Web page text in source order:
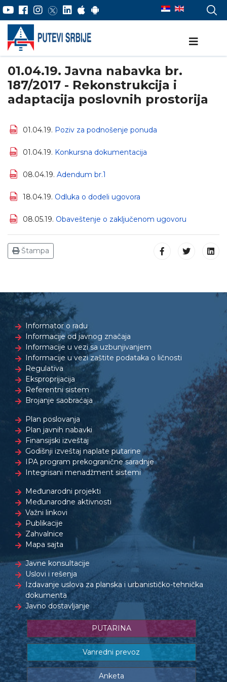
01.04.19. Javna nabavka br.
187/2017 - Rekonstrukcija i
adaptacija poslovnih prostorija
01.04.19. Poziv za podnošenje ponuda
01.04.19. Konkursna dokumentacija
08.04.19. Adendum br.1
18.04.19. Odluka o dodeli ugovora
08.05.19. Obaveštenje o zaključenom ugovoru
Štampa
Informator o radu
Informacije od javnog značaja
Informacije u vezi sa uzbunjivanjem
Informacije u vezi zaštite podataka o ličnosti
Regulativa
Eksproprijacija
Referentni sistem
Brojanje saobraćaja
Plan poslovanja
Plan javnih nabavki
Finansijski izveštaj
Godišnji izveštaj naplate putarine
IPA program prekogranične saradnje
Integrisani menadžment sistemi
Međunarodni projekti
Međunarodne aktivnosti
Važni linkovi
Publikacije
Zahvalnice
Mapa sajta
Javne konsultacije
Uslovi i rešenja
Izdavanje uslova za planska i urbanističko-tehnička
dokumenta
Javno dostavljanje
PUTARINA
Vanredni prevoz
Anketa